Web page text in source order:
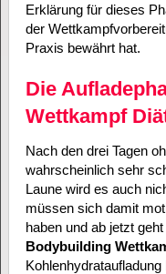
Erklärung für dieses
der
Praxis bewährt hat.
Die
Wettkampf
Nach den drei Tagen
wahrscheinlich sehr
Laune wird es auch
müssen sich damit
haben und ab jetzt
Bodybuilding
Kohlenhydrataufladung